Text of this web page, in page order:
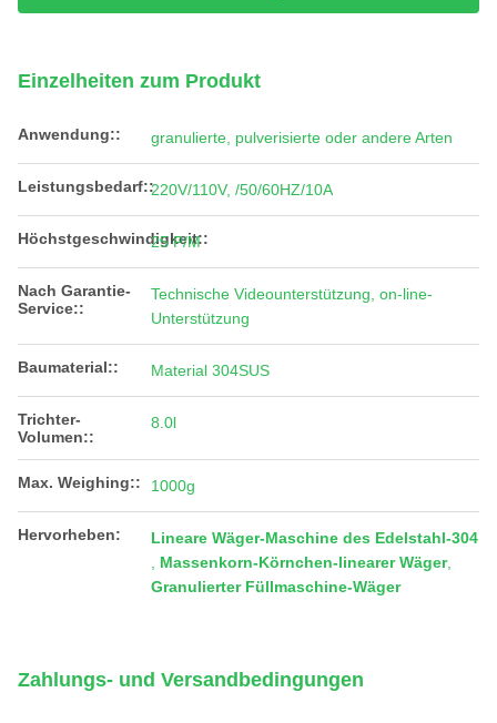
Einzelheiten zum Produkt
Anwendung:: granulierte, pulverisierte oder andere Arten
Leistungsbedarf::220V/110V, /50/60HZ/10A
Höchstgeschwindigkeit::
25 P/M
Nach Garantie-
Service::
Technische Videounterstützung, on-line-
Unterstützung
Baumaterial:: Material 304SUS
Trichter-
Volumen::
8.0l
Max. Weighing:: 1000g
Hervorheben:
Lineare Wäger-Maschine des Edelstahl-304
Massenkorn-Körnchen-linearer Wäger,
Granulierter Füllmaschine-Wäger
Zahlungs- und Versandbedingungen